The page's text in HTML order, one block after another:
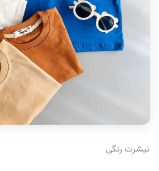
تیشرت رنگی